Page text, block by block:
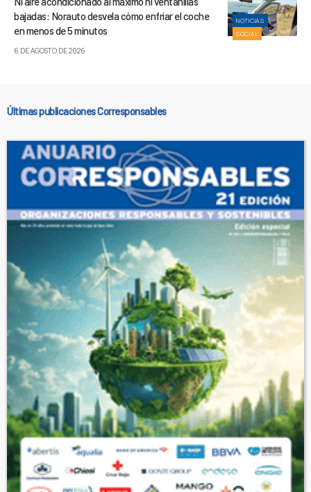
NOTICIAS
SOCIAL
bajadas: Norauto desvela cómo enfriar el coche
en menos de 5 minutos
6 DE AGOSTO DE 2026
Últimas publicaciones Corresponsables